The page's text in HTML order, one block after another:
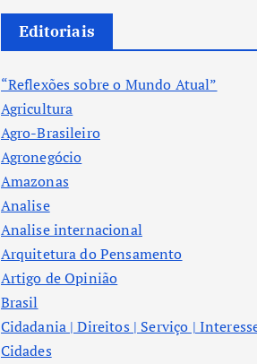
Editoriais
“Reflexões sobre o Mundo Atual”
Agricultura
Agro-Brasileiro
Agronegócio
Amazonas
Analise
Analise internacional
Arquitetura do Pensamento
Artigo de Opinião
Brasil
Cidadania | Direitos | Serviço |
Cidades